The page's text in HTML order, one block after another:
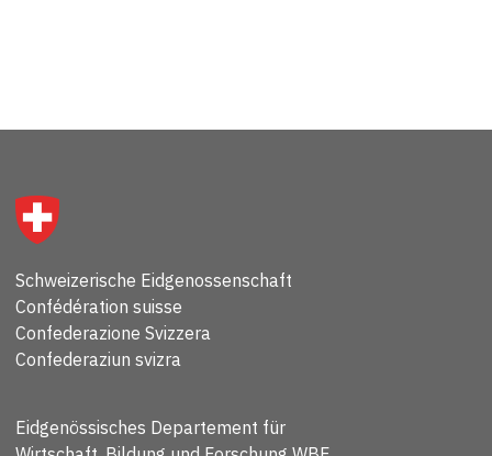
Schweizerische Eidgenossenschaft
Confédération suisse
Confederazione Svizzera
Confederaziun svizra
Eidgenössisches Departement für